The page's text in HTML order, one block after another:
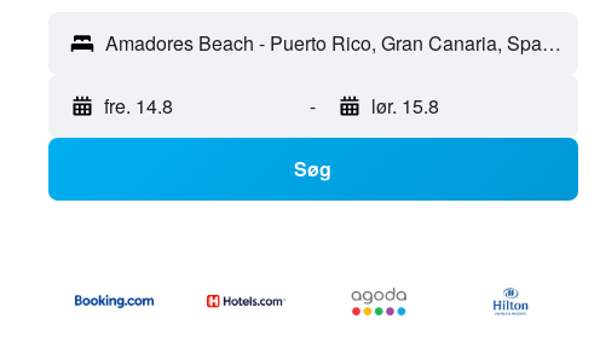
Amadores Beach - Puerto Rico, Gran Canaria, Spanien
fre. 14.8 - lør. 15.8
Søg